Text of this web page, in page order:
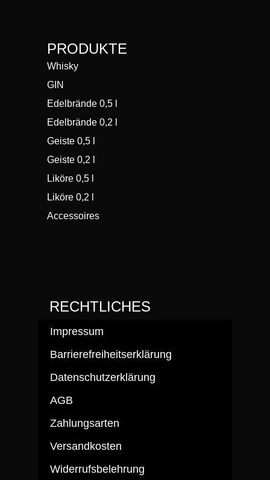
PRODUKTE
Whisky
GIN
Edelbrände 0,5 l
Edelbrände 0,2 l
Geiste 0,5 l
Geiste 0,2 l
Liköre 0,5 l
Liköre 0,2 l
Accessoires
RECHTLICHES
Impressum
Barrierefreiheitserklärung
Datenschutzerklärung
AGB
Zahlungsarten
Versandkosten
Widerrufsbelehrung